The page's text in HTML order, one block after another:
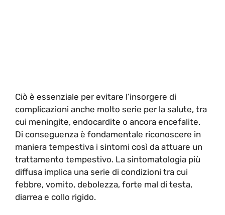
Ciò è essenziale per evitare l’insorgere di
complicazioni anche molto serie per la salute, tra
cui meningite, endocardite o ancora encefalite.
Di conseguenza è fondamentale riconoscere in
maniera tempestiva i sintomi così da attuare un
trattamento tempestivo. La sintomatologia più
diffusa implica una serie di condizioni tra cui
febbre, vomito, debolezza, forte mal di testa,
diarrea e collo rigido.